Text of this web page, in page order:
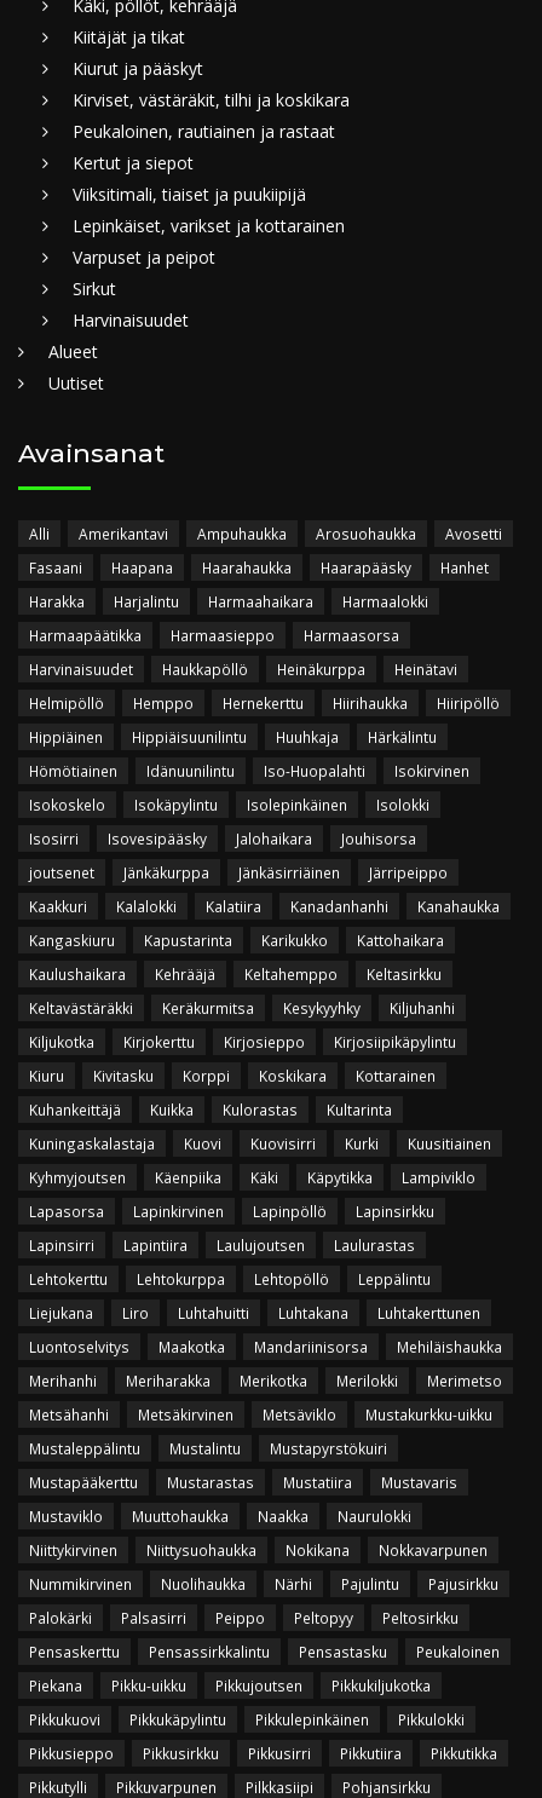
Käki, pöllöt, kehrääjä
Kiitäjät ja tikat
Kiurut ja pääskyt
Kirviset, västäräkit, tilhi ja koskikara
Peukaloinen, rautiainen ja rastaat
Kertut ja siepot
Viiksitimali, tiaiset ja puukiipijä
Lepinkäiset, varikset ja kottarainen
Varpuset ja peipot
Sirkut
Harvinaisuudet
Alueet
Uutiset
Avainsanat
Alli Amerikantavi Ampuhaukka Arosuohaukka
Avosetti
Fasaani
Haapana Haarahaukka Haarapääsky
Hanhet
Harakka
Harjalintu Harmaahaikara
Harmaalokki
Harmaapäätikka
Harmaasieppo
Harmaasorsa
Harvinaisuudet
Haukkapöllö Heinäkurppa
Heinätavi
Helmipöllö
Hemppo Hernekerttu Hiirihaukka
Hiiripöllö
Hippiäinen
Hippiäisuunilintu Huuhkaja
Härkälintu
Hömötiainen
Idänuunilintu Iso-Huopalahti
Isokirvinen
Isokoskelo
Isokäpylintu Isolepinkäinen
Isolokki
Isosirri
Isovesipääsky Jalohaikara
Jouhisorsa
joutsenet
Jänkäkurppa Jänkäsirriäinen
Järripeippo
Kaakkuri
Kalalokki Kalatiira Kanadanhanhi
Kanahaukka
Kangaskiuru
Kapustarinta Karikukko
Kattohaikara
Kaulushaikara
Kehrääjä Keltahemppo
Keltasirkku
Keltavästäräkki
Keräkurmitsa Kesykyyhky
Kiljuhanhi
Kiljukotka
Kirjokerttu Kirjosieppo
Kirjosiipikäpylintu
Kiuru
Kivitasku Korppi Koskikara
Kottarainen
Kuhankeittäjä
Kuikka Kulorastas
Kultarinta
Kuningaskalastaja
Kuovi Kuovisirri Kurki
Kuusitiainen
Kyhmyjoutsen
Käenpiika Käki Käpytikka
Lampiviklo
Lapasorsa
Lapinkirvinen Lapinpöllö
Lapinsirkku
Lapinsirri
Lapintiira Laulujoutsen
Laulurastas
Lehtokerttu
Lehtokurppa Lehtopöllö
Leppälintu
Liejukana
Liro Luhtahuitti Luhtakana
Luhtakerttunen
Luontoselvitys
Maakotka Mandariinisorsa
Mehiläishaukka
Merihanhi
Meriharakka Merikotka Merilokki
Merimetso
Metsähanhi
Metsäkirvinen Metsäviklo
Mustakurkku-uikku
Mustaleppälintu
Mustalintu
Mustapyrstökuiri
Mustapääkerttu
Mustarastas Mustatiira
Mustavaris
Mustaviklo
Muuttohaukka Naakka
Naurulokki
Niittykirvinen
Niittysuohaukka Nokikana
Nokkavarpunen
Nummikirvinen
Nuolihaukka Närhi Pajulintu
Pajusirkku
Palokärki
Palsasirri Peippo Peltopyy
Peltosirkku
Pensaskerttu
Pensassirkkalintu Pensastasku
Peukaloinen
Piekana
Pikku-uikku Pikkujoutsen
Pikkukiljukotka
Pikkukuovi
Pikkukäpylintu Pikkulepinkäinen
Pikkulokki
Pikkusieppo
Pikkusirkku Pikkusirri Pikkutiira
Pikkutikka
Pikkutylli
Pikkuvarpunen Pilkkasiipi
Pohjansirkku